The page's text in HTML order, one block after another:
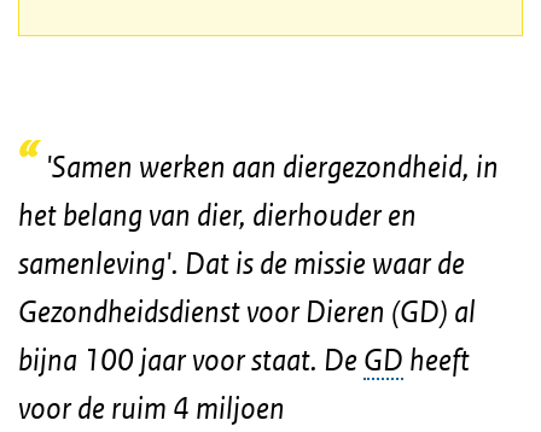
'Samen werken aan diergezondheid, in
het belang van dier, dierhouder en
samenleving'. Dat is de missie waar de
Gezondheidsdienst voor Dieren (GD) al
bijna 100 jaar voor staat. De GD heeft
voor de ruim 4 miljoen